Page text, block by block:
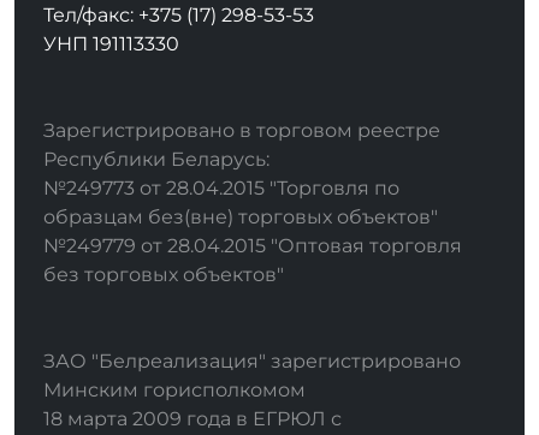
Тел/факс: +375 (17) 298-53-53
УНП 191113330
Зарегистрировано в торговом реестре
Республики Беларусь:
№249773 от 28.04.2015 "Торговля по
образцам без(вне) торговых объектов"
№249779 от 28.04.2015 "Оптовая торговля
без торговых объектов"
ЗАО "Белреализация" зарегистрировано
Минским горисполкомом
18 марта 2009 года в ЕГРЮЛ с